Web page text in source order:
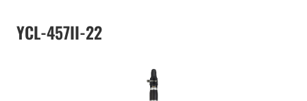
YCL-457II-22